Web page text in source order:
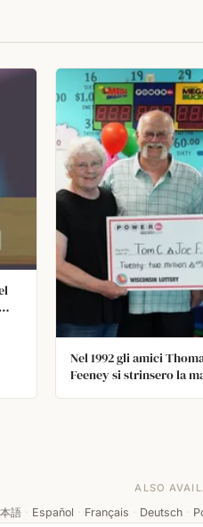
Nel 1992 gli amici
Feeney si strinsero la
ALSO
語 · Español · Français · Deutsch ·